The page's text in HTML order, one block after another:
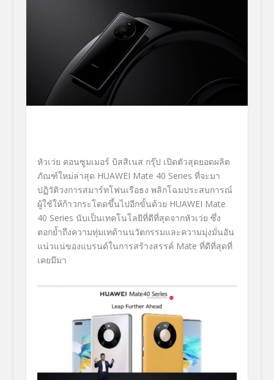
หัวเว่ย คอนซูมเมอร์ บิสสิเนส กรุ๊ป เปิดตัวสุดยอดผลิต
ภัณฑ์ใหม่ล่าสุด HUAWEI Mate 40 Series ที่จะมา
ปฏิวัติวงการสมาร์ทโฟนเรือธง พลิกโฉมประสบการณ์
ผู้ใช้ให้ก้าวกระโดดขึ้นไปอีกขั้นด้วย HUAWEI Mate
40 Series นับเป็นเทคโนโลยีที่ดีที่สุดจากหัวเว่ย ซึ่ง
ตอกย้ำถึงความทุ่มเทด้านนวัตกรรมและความมุ่งมั่นอัน
แน่วแน่ของแบรนด์ในการสร้างสรรค์ Mate ที่ดีที่สุดที่
เคยมีมา